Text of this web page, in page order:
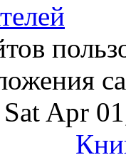
Sat Apr